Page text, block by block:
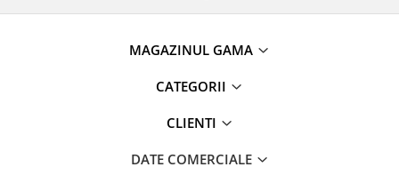
MAGAZINUL GAMA
CATEGORII
CLIENTI
DATE COMERCIALE